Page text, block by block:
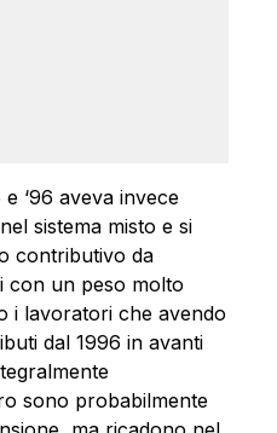
e ‘96 aveva invece
sistema misto e si
contributivo da
con un peso molto
i lavoratori che avendo
dal 1996 in avanti
sono probabilmente